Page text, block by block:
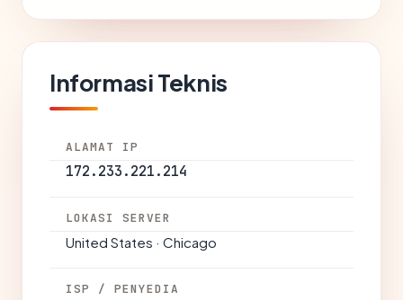
Informasi Teknis
ALAMAT IP
172.233.221.214
LOKASI SERVER
United States · Chicago
ISP / PENYEDIA